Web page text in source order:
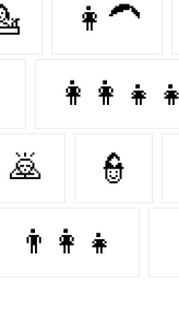
👩‍🦱
👩‍👩‍👧‍👧
🙇‍ 👮‍
👨‍👩‍👧